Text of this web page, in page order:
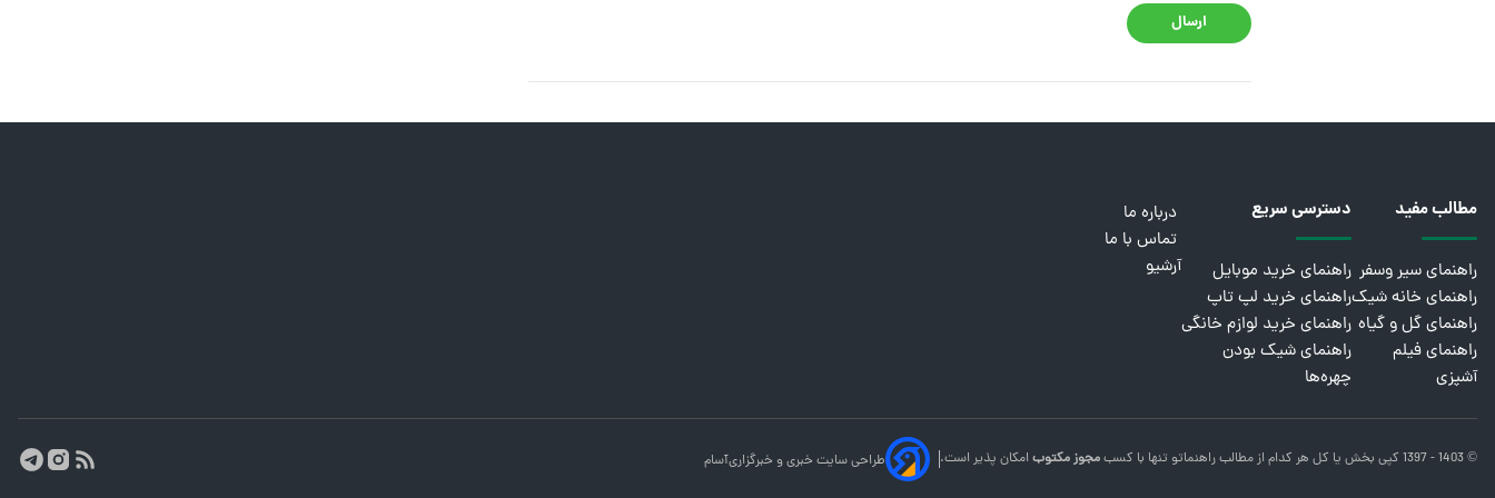
ارسال
مطالب مفید
راهنمای سیر وسفر
راهنمای خانه شیک
راهنمای گل و گیاه
راهنمای فیلم
آشپزی
دسترسی سریع
راهنمای خرید موبایل
راهنمای خرید لپ تاپ
راهنمای خرید لوازم خانگی
راهنمای شیک بودن
چهره‌ها
درباره ما
تماس با ما
آرشیو
© 1403 - 1397 کپی بخش یا کل هر کدام از مطالب راهنماتو تنها با کسبمجوز مکتوبامکان پذیر است. طراحی سایت خبری و خبرگزاریآسام